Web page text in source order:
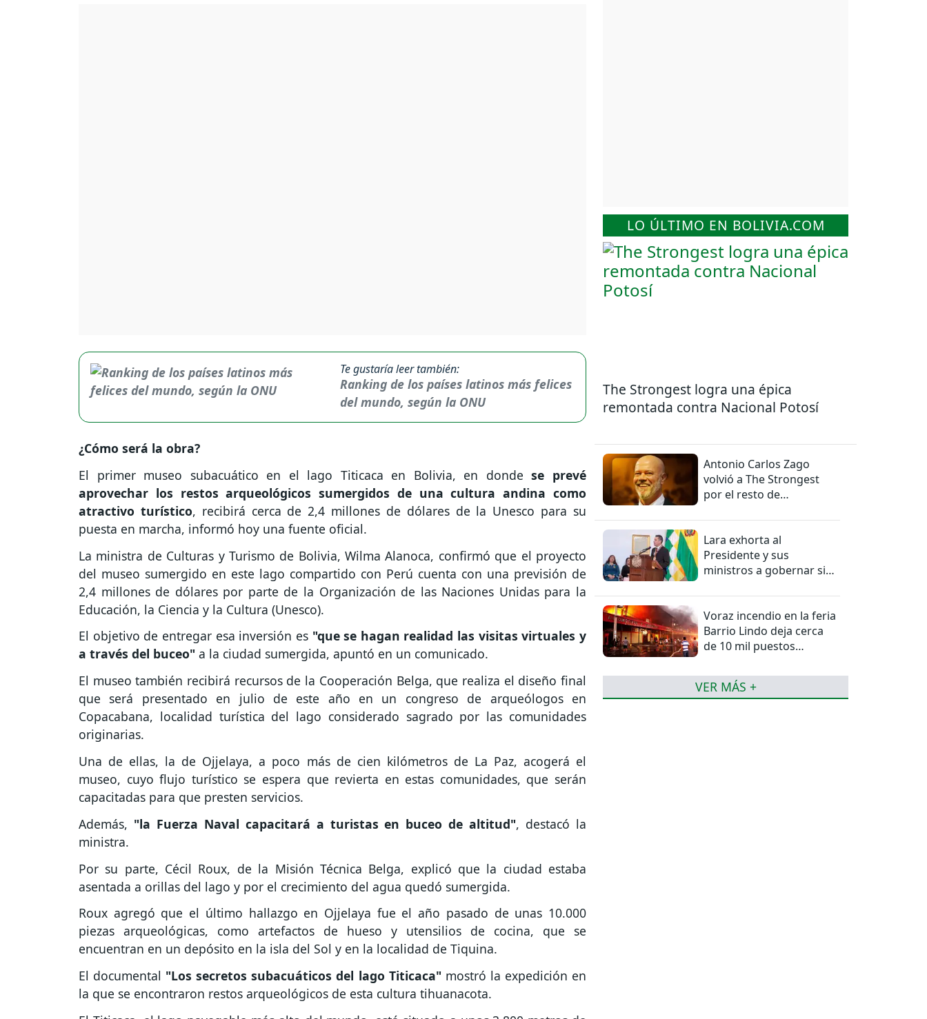
Te gustaría leer también:
Ranking de los países latinos más felices
del mundo, según la ONU
¿Cómo será la obra?
El primer museo subacuático en el lago Titicaca en Bolivia, en dondese prevé
aprovechar los restos arqueológicos sumergidos de una cultura andina como
atractivo turístico, recibirá cerca de 2,4 millones de dólares de la Unesco para su
puesta en marcha, informó hoy una fuente oficial.
La ministra de Culturas y Turismo de Bolivia, Wilma Alanoca, confirmó que el proyecto
del museo sumergido en este lago compartido con Perú cuenta con una previsión de
2,4 millones de dólares por parte de la Organización de las Naciones Unidas para la
Educación, la Ciencia y la Cultura (Unesco).
El objetivo de entregar esa inversión es"que se hagan realidad las visitas virtuales y
a través del buceo" a la ciudad sumergida, apuntó en un comunicado.
El museo también recibirá recursos de la Cooperación Belga, que realiza el diseño final
que será presentado en julio de este año en un congreso de arqueólogos en
Copacabana, localidad turística del lago considerado sagrado por las comunidades
originarias.
Una de ellas, la de Ojjelaya, a poco más de cien kilómetros de La Paz, acogerá el
museo, cuyo flujo turístico se espera que revierta en estas comunidades, que serán
capacitadas para que presten servicios.
Además, "la Fuerza Naval capacitará a turistas en buceo de altitud", destacó la
ministra.
Por su parte, Cécil Roux, de la Misión Técnica Belga, explicó que la ciudad estaba
asentada a orillas del lago y por el crecimiento del agua quedó sumergida.
Roux agregó que el último hallazgo en Ojjelaya fue el año pasado de unas 10.000
piezas arqueológicas, como artefactos de hueso y utensilios de cocina, que se
encuentran en un depósito en la isla del Sol y en la localidad de Tiquina.
El documental "Los secretos subacuáticos del lago Titicaca"mostró la expedición en
la que se encontraron restos arqueológicos de esta cultura tihuanacota.
LO ÚLTIMO EN BOLIVIA.COM
The Strongest logra una épica
remontada contra Nacional Potosí
Antonio Carlos Zago
volvió a The Strongest
por el resto de
Lara exhorta al
Presidente y sus
ministros a gobernar sin
Voraz incendio en la feria
Barrio Lindo deja cerca
de 10 mil puestos
VER MÁS +